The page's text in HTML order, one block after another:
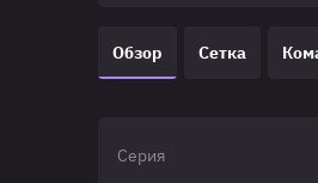
Обзор Сетка
Серия